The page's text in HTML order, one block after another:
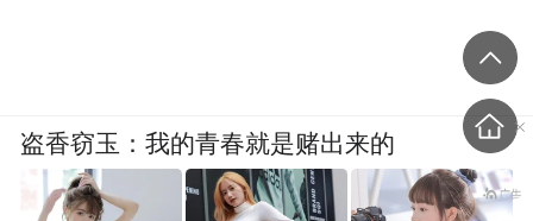
盗香窃玉：我的青春就是赌出来的